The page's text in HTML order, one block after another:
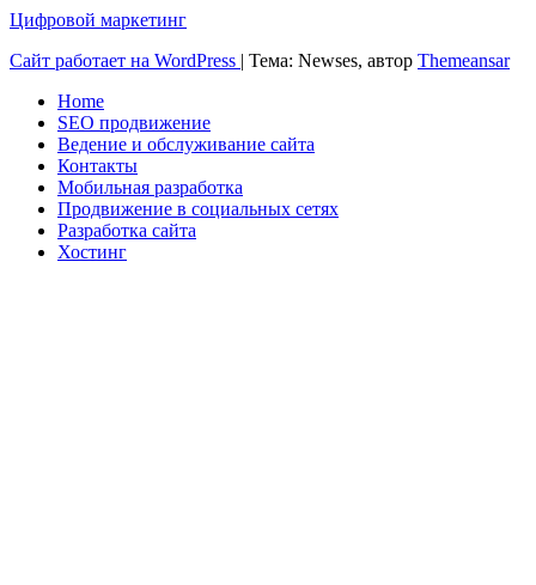
Цифровой маркетинг
Сайт работает на WordPress | Тема: Newses, автор Themeansar
Home
SEO продвижение
Ведение и обслуживание сайта
Контакты
Мобильная разработка
Продвижение в социальных сетях
Разработка сайта
Хостинг